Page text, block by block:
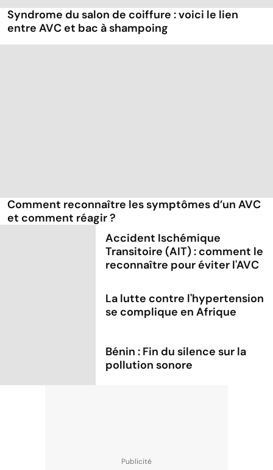
Syndrome du salon de coiffure : voici le lien
entre AVC et bac à shampoing
Comment reconnaître les symptômes d’un AVC
et comment réagir ?
Accident Ischémique
Transitoire (AIT) : comment le
reconnaître pour éviter l'AVC
La lutte contre l'hypertension
se complique en Afrique
Bénin : Fin du silence sur la
pollution sonore